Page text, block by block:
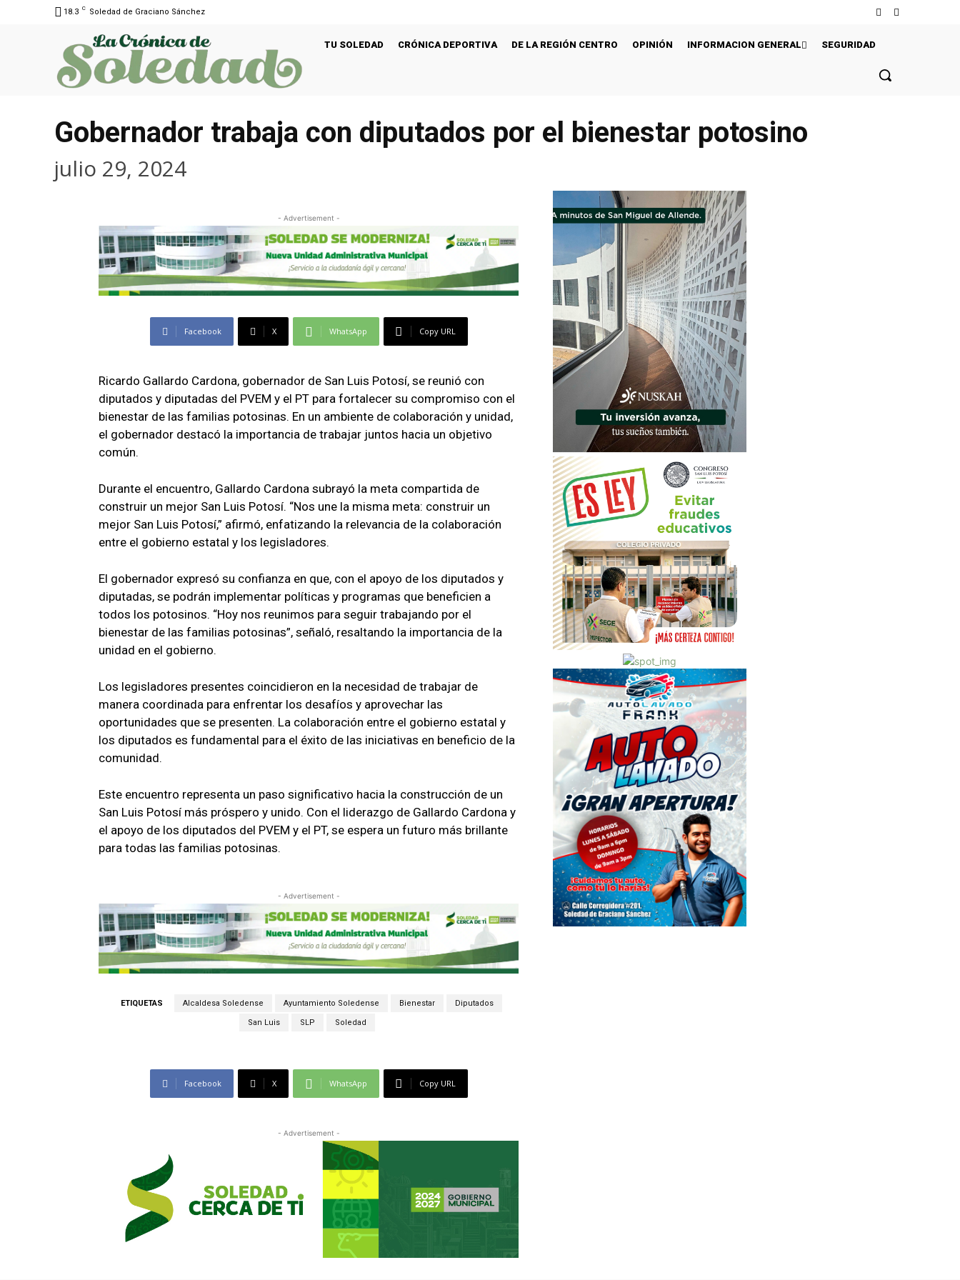
18.3 C Soledad de Graciano Sánchez
TU SOLEDAD CRÓNICA DEPORTIVA DE LA REGIÓN CENTRO OPINIÓN INFORMACION GENERAL SEGURIDAD
Gobernador trabaja con diputados por el bienestar potosino
julio 29, 2024
- Advertisement -
Facebook X WhatsApp Copy URL
Ricardo Gallardo Cardona, gobernador de San Luis Potosí, se reunió con
diputados y diputadas del PVEM y el PT para fortalecer su compromiso con el
bienestar de las familias potosinas. En un ambiente de colaboración y unidad,
el gobernador destacó la importancia de trabajar juntos hacia un objetivo
común.
Durante el encuentro, Gallardo Cardona subrayó la meta compartida de
construir un mejor San Luis Potosí. “Nos une la misma meta: construir un
mejor San Luis Potosí,” afirmó, enfatizando la relevancia de la colaboración
entre el gobierno estatal y los legisladores.
El gobernador expresó su confianza en que, con el apoyo de los diputados y
diputadas, se podrán implementar políticas y programas que beneficien a
todos los potosinos. “Hoy nos reunimos para seguir trabajando por el
bienestar de las familias potosinas”, señaló, resaltando la importancia de la
unidad en el gobierno.
Los legisladores presentes coincidieron en la necesidad de trabajar de
manera coordinada para enfrentar los desafíos y aprovechar las
oportunidades que se presenten. La colaboración entre el gobierno estatal y
los diputados es fundamental para el éxito de las iniciativas en beneficio de la
comunidad.
Este encuentro representa un paso significativo hacia la construcción de un
San Luis Potosí más próspero y unido. Con el liderazgo de Gallardo Cardona y
el apoyo de los diputados del PVEM y el PT, se espera un futuro más brillante
para todas las familias potosinas.
- Advertisement -
ETIQUETAS Alcaldesa Soledense Ayuntamiento Soledense Bienestar Diputados
San Luis SLP Soledad
Facebook X WhatsApp Copy URL
- Advertisement -